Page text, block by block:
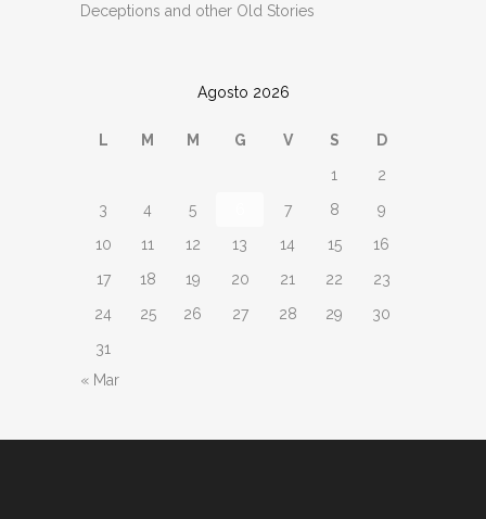
Deceptions and other Old Stories
Agosto 2026
L M M G V S
D
1
2
3
4 5 7 8
9
10
11 12 13 14 15
16
17
18 19 20 21 22
23
24
25 26 27 28 29
30
31
« Mar